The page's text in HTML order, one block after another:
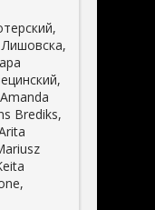
Brediks,